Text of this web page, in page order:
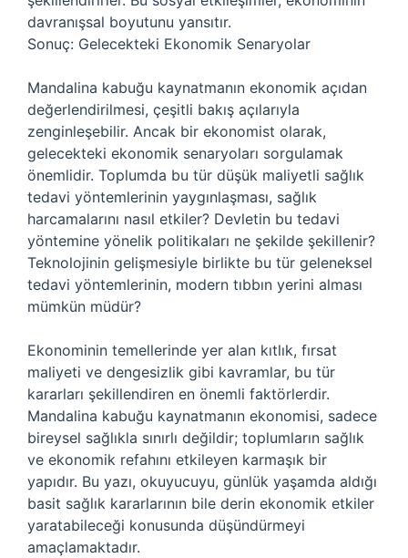
davranışsal boyutunu yansıtır.
Sonuç: Gelecekteki Ekonomik Senaryolar
Mandalina kabuğu kaynatmanın ekonomik açıdan
değerlendirilmesi, çeşitli bakış açılarıyla
zenginleşebilir. Ancak bir ekonomist olarak,
gelecekteki ekonomik senaryoları sorgulamak
önemlidir. Toplumda bu tür düşük maliyetli sağlık
tedavi yöntemlerinin yaygınlaşması, sağlık
harcamalarını nasıl etkiler? Devletin bu tedavi
yöntemine yönelik politikaları ne şekilde şekillenir?
Teknolojinin gelişmesiyle birlikte bu tür geleneksel
tedavi yöntemlerinin, modern tıbbın yerini alması
mümkün müdür?
Ekonominin temellerinde yer alan kıtlık, fırsat
maliyeti ve dengesizlik gibi kavramlar, bu tür
kararları şekillendiren en önemli faktörlerdir.
Mandalina kabuğu kaynatmanın ekonomisi, sadece
bireysel sağlıkla sınırlı değildir; toplumların sağlık
ve ekonomik refahını etkileyen karmaşık bir
yapıdır. Bu yazı, okuyucuyu, günlük yaşamda aldığı
basit sağlık kararlarının bile derin ekonomik etkiler
yaratabileceği konusunda düşündürmeyi
amaçlamaktadır.